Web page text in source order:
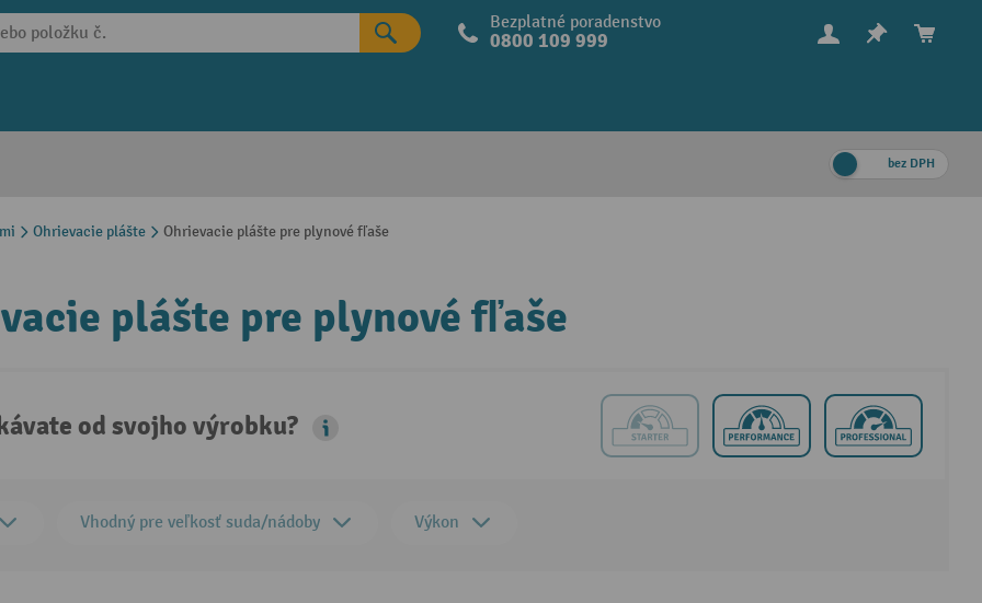
Bezplatné poradenstvo
0800 109 999
bez DPH
Ohrievacie plášte Ohrievacie plášte pre plynové fľaše
plášte pre plynové fľaše
od svojho výrobku?
Vhodný pre veľkosť suda/nádoby Výkon